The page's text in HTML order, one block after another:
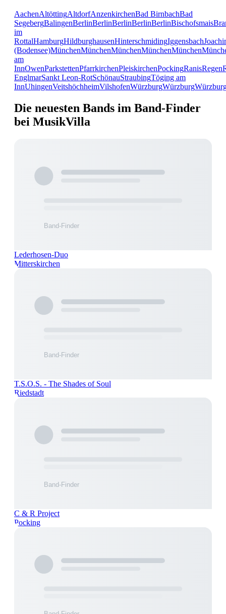
AachenAltöttingAltdorfAnzenkirchenBad BirnbachBad
SegebergBalingenBerlinBerlinBerlinBerlinBerlinBischofsmais
im
RottalHamburgHildburghausenHinterschmidingIggensbach
(Bodensee)MünchenMünchenMünchenMünchenMünchen
am
InnOwenParkstettenPfarrkirchenPleiskirchenPockingRanisRegen
EnglmarSankt Leon-RotSchönauStraubingTöging am
InnUhingenVeitshöchheimVilshofenWürzburgWürzburg
Die neuesten Bands im Band-Finder
bei MusikVilla
Lederhosen-Duo
Mitterskirchen
T.S.O.S. - The Shades of Soul
Riedstadt
C & R Project
Pocking